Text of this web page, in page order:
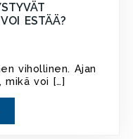
ESTÄÄ?
vihollinen. Ajan
voi […]